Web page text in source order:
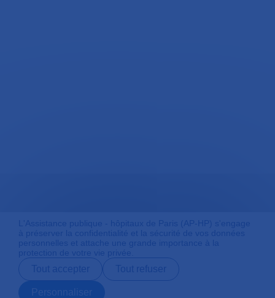
L'Assistance publique - hôpitaux de Paris (AP-HP) s'engage
à préserver la confidentialité et la sécurité de vos données
personnelles et attache une grande importance à la
protection de votre vie privée.
Tout accepter Tout refuser
Personnaliser